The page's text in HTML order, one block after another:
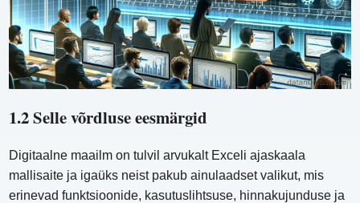
1.2 Selle võrdluse eesmärgid
Digitaalne maailm on tulvil arvukalt Exceli ajaskaala
mallisaite ja igaüks neist pakub ainulaadset valikut, mis
erinevad funktsioonide, kasutuslihtsuse, hinnakujunduse ja